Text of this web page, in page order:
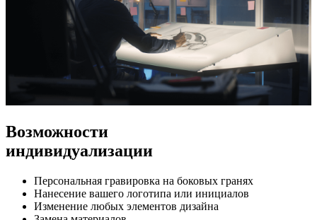
Возможности
индивидуализации
Персональная гравировка на боковых гранях
Нанесение вашего логотипа или инициалов
Изменение любых элементов дизайна